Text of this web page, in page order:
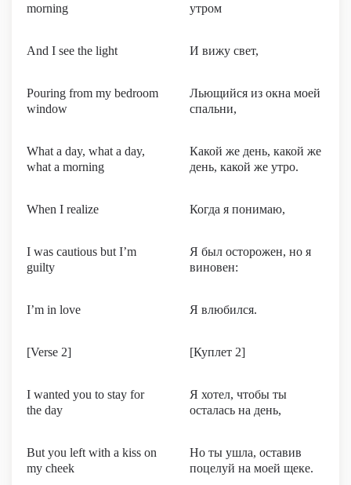
morning
утром
And I see the light И вижу свет,
Pouring from my bedroom
window
Льющийся из окна моей
спальни,
What a day, what a day,
what a morning
Какой же день, какой же
день, какой же утро.
When I realize Когда я понимаю,
I was cautious but I’m
guilty
Я был осторожен, но я
виновен:
I’m in love Я влюбился.
[Verse 2] [Куплет 2]
I wanted you to stay for
the day
Я хотел, чтобы ты
осталась на день,
But you left with a kiss on
my cheek
Но ты ушла, оставив
поцелуй на моей щеке.